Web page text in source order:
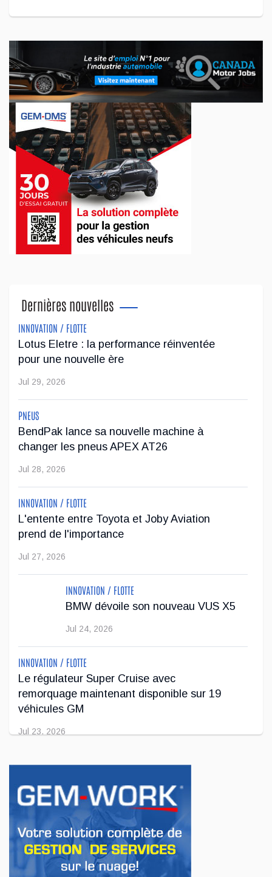
Jul 02, 2026
Un engagement concret pour les jeunes : don
de 10 000 $ à l'ADOberge
L'entreprise Transit est fière d'annoncer qu'un don de 10
000 $ a été remis à l'ADOberge, un organisme essentiel
qu'elle soutient depuis plusieurs années et qui offre un
service d'hébergement...
Jui 09, 2026
Inscriptions ouvertes pour le SEMA Show 2026
Les inscriptions sont maintenant ouvertes pour l'édition 2026
du SEMA Show, qui se tiendra du 3 au 6 novembre au Las
Mai 04, 2026
Gray Tools soutient la relance de la formation
en métiers spécialisés
Gray Tools appuie la relance de la formation en mécanique
Mai 01, 2026
Genesis Canada s'associe à Lane Hutson des
Canadiens de Montréal
Genesis Canada poursuit son positionnement dans l'univers
du luxe et du sport professionnel en annonçant un nouveau
partenariat avec Lane Hutson, défenseur des Canadiens de
Montréal et lauréat ...
Avr 29, 2026
Dernières nouvelles
INNOVATION / FLOTTE
Lotus Eletre : la performance réinventée
pour une nouvelle ère
Jul 29, 2026
PNEUS
BendPak lance sa nouvelle machine à
changer les pneus APEX AT26
Jul 28, 2026
INNOVATION / FLOTTE
L'entente entre Toyota et Joby Aviation
prend de l'importance
Jul 27, 2026
INNOVATION / FLOTTE
BMW dévoile son nouveau VUS X5
Jul 24, 2026
INNOVATION / FLOTTE
Le régulateur Super Cruise avec
remorquage maintenant disponible sur 19
véhicules GM
Jul 23, 2026
INNOVATION / FLOTTE
en Europe
Jul 22, 2026
AFFAIRES
Premier contact avec le Lotus Eletre